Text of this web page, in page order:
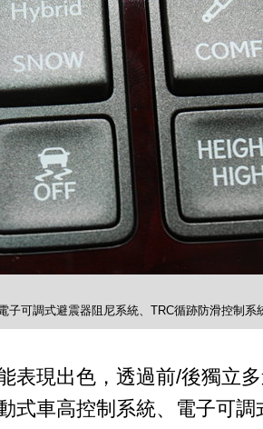
子可調式避震器阻尼系統、TRC循跡防滑控制系
表現出色，透過前/後獨立
式車高控制系統、電子可